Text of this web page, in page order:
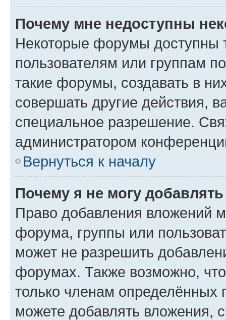
Почему мне недоступны
Некоторые форумы доступны
пользователям или группам
такие форумы, создавать в
совершать другие действия,
специальное разрешение.
администратором
Вернуться к началу
Почему я не могу
Право добавления вложений
форума, группы или
может не разрешить
форумах. Также возможно,
только членам определённых
можете добавлять вложения,